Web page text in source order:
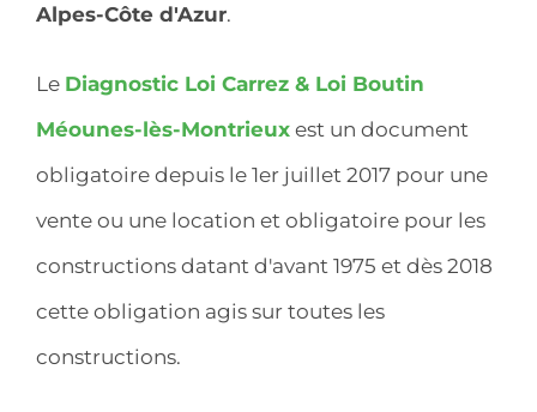
Alpes-Côte d'Azur.
Le Diagnostic Loi Carrez & Loi Boutin
Méounes-lès-Montrieux est un document
obligatoire depuis le 1er juillet 2017 pour une
vente ou une location et obligatoire pour les
constructions datant d'avant 1975 et dès 2018
cette obligation agis sur toutes les
constructions.